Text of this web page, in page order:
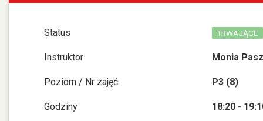
Status TRWAJĄCE
Instruktor Monia
Poziom / Nr zajęć P3 (8)
Godziny 18:20 -